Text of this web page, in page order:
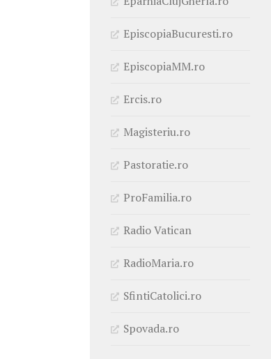
EpiscopiaBucuresti.ro
EpiscopiaMM.ro
Ercis.ro
Magisteriu.ro
Pastoratie.ro
ProFamilia.ro
Radio Vatican
RadioMaria.ro
SfintiCatolici.ro
Spovada.ro